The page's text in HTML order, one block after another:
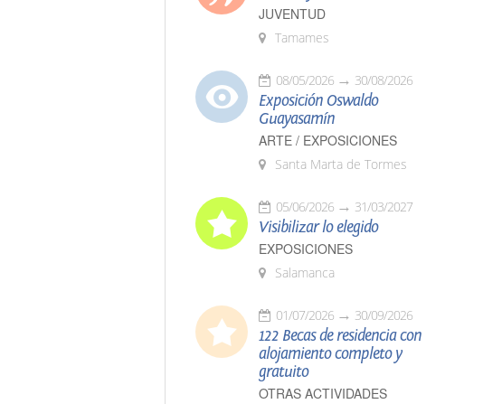
JUVENTUD
Tamames
08/05/2026 30/08/2026
Exposición Oswaldo
Guayasamín
ARTE / EXPOSICIONES
Santa Marta de Tormes
05/06/2026 31/03/2027
Visibilizar lo elegido
EXPOSICIONES
Salamanca
01/07/2026 30/09/2026
122 Becas de residencia con
alojamiento completo y
gratuito
OTRAS ACTIVIDADES